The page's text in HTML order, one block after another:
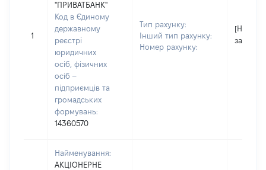
1
"ПРИВАТБАНК"
Код в Єдиному
державному
реєстрі
юридичних
осіб, фізичних
осіб –
підприємців та
громадських
формувань:
14360570
Тип рахунку:
Інший тип рахунку:
Номер рахунку:
[Не
Найменування:
АКЦІОНЕРНЕ